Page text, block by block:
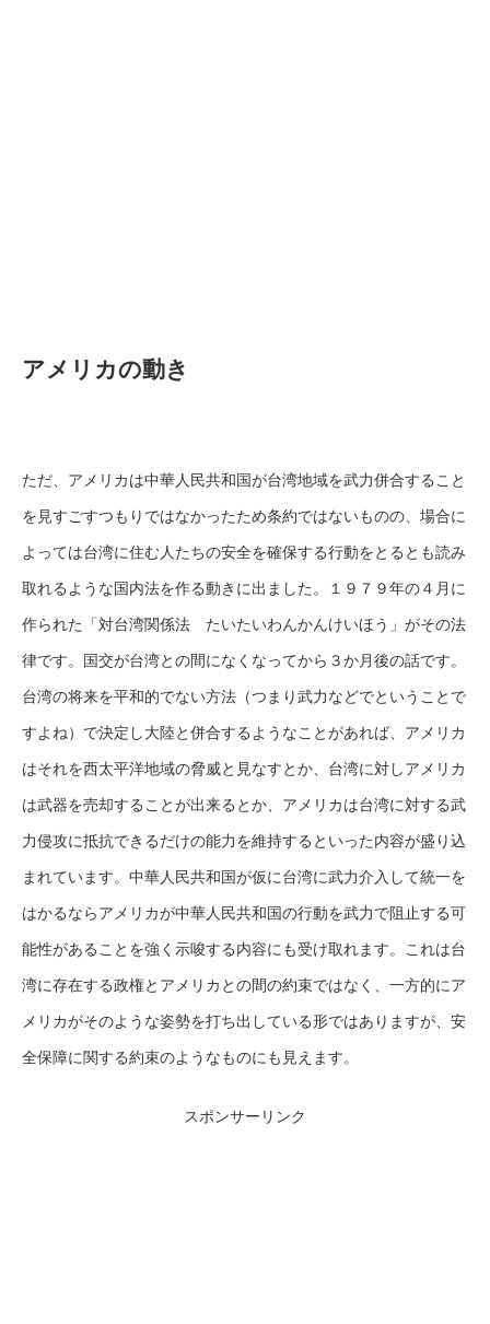
アメリカの動き
ただ、アメリカは中華人民共和国が台湾地域を武力併合すること
を見すごすつもりではなかったため条約ではないものの、場合に
よっては台湾に住む人たちの安全を確保する行動をとるとも読み
取れるような国内法を作る動きに出ました。１９７９年の４月に
作られた「対台湾関係法 たいたいわんかんけいほう」がその法
律です。国交が台湾との間になくなってから３か月後の話です。
台湾の将来を平和的でない方法（つまり武力などでということで
すよね）で決定し大陸と併合するようなことがあれば、アメリカ
はそれを西太平洋地域の脅威と見なすとか、台湾に対しアメリカ
は武器を売却することが出来るとか、アメリカは台湾に対する武
力侵攻に抵抗できるだけの能力を維持するといった内容が盛り込
まれています。中華人民共和国が仮に台湾に武力介入して統一を
はかるならアメリカが中華人民共和国の行動を武力で阻止する可
能性があることを強く示唆する内容にも受け取れます。これは台
湾に存在する政権とアメリカとの間の約束ではなく、一方的にア
メリカがそのような姿勢を打ち出している形ではありますが、安
全保障に関する約束のようなものにも見えます。
スポンサーリンク